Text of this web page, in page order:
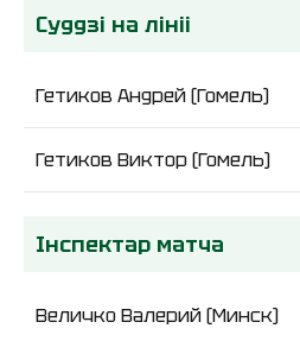
Суддзі на лініі
Гетиков Андрей (Гомель)
Гетиков Виктор (Гомель)
Інспектар матча
Величко Валерий (Минск)